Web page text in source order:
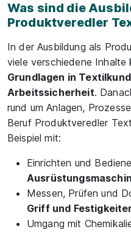
Was sind die
Produktveredler
In der Ausbildung als
viele verschiedene Inhalte
Grundlagen in
Arbeitssicherheit.
rund um Anlagen,
Beruf Produktveredler
Beispiel mit:
Einrichten und
Messen, Prüfen und
Griff und
Umgang mit